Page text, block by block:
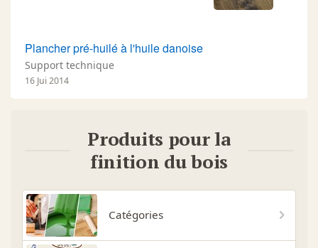
Plancher pré-huilé à l'huile danoise
Support technique
16 Jui 2014
Produits pour la
finition du bois
Catégories